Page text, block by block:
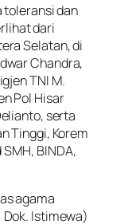
toleransi dan
dari
Selatan, di
Chandra,
TNI M.
Pol Hisar
serta
Tinggi, Korem
BINDA,
agama
Istimewa)